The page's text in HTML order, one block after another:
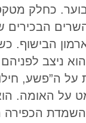
בוער. כחלק
הבישוף.
ניצב לפניהם
על ה”פשע,
על האומה.
הכפירה